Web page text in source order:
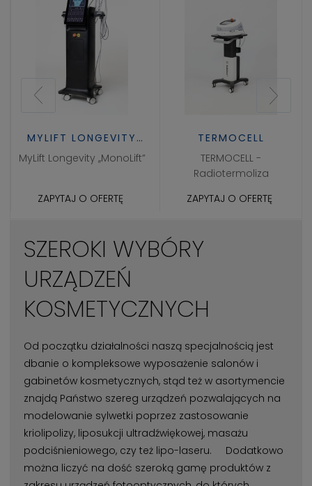
MYLIFT LONGEVITY
,,MONOLIFT"
MyLift Longevity ,,MonoLift”
ZAPYTAJ O OFERTĘ
TERMOCELL
TERMOCELL -
Radiotermoliza
ZAPYTAJ O OFERTĘ
SZEROKI WYBÓRY
URZĄDZEŃ
KOSMETYCZNYCH
Od początku działalności naszą specjalnością jest
dbanie o kompleksowe wyposażenie salonów i
gabinetów kosmetycznych, stąd też w asortymencie
znajdą Państwo szereg urządzeń pozwalających na
modelowanie sylwetki poprzez zastosowanie
kriolipolizy, liposukcji ultradźwiękowej, masażu
podciśnieniowego, czy też lipo-laseru. Dodatkowo
można liczyć na dość szeroką gamę produktów z